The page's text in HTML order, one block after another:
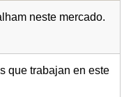
neste mercado.
que trabajan en este